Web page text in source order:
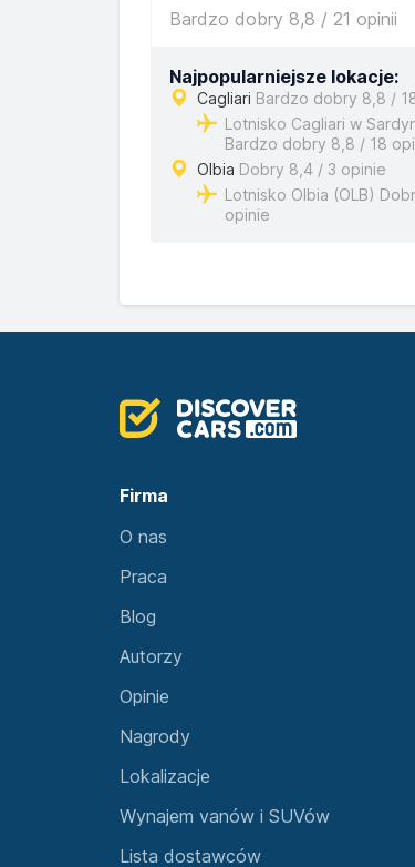
Bardzo dobry 8,8 / 21 opinii
Najpopularniejsze lokacje:
Cagliari Bardzo dobry 8,8 /
Lotnisko Cagliari w
Bardzo dobry 8,8 / 18
Olbia Dobry 8,4 / 3 opinie
Lotnisko Olbia (OLB)
opinie
Firma